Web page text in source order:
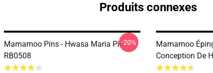
Produits connexes
Mamamoo Pins - Hwasa Maria Pin
RB0508
-20%
Mamamoo
Conception De